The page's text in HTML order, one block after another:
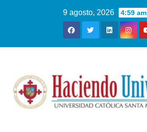
9 agosto, 2026 4:59 am